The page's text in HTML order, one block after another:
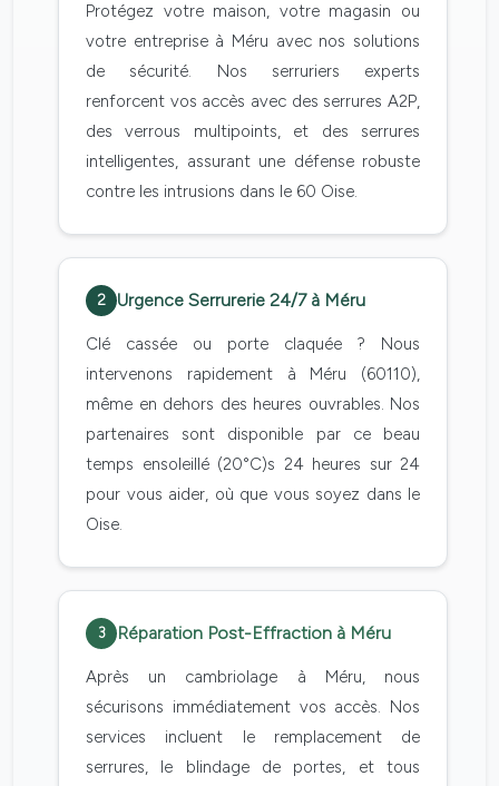
Protégez votre maison, votre magasin ou
votre entreprise à Méru avec nos solutions
de sécurité. Nos serruriers experts
renforcent vos accès avec des serrures A2P,
des verrous multipoints, et des serrures
intelligentes, assurant une défense robuste
contre les intrusions dans le 60 Oise.
2 Urgence Serrurerie 24/7 à Méru
Clé cassée ou porte claquée ? Nous
intervenons rapidement à Méru (60110),
même en dehors des heures ouvrables. Nos
partenaires sont disponible par ce beau
temps ensoleillé (20°C)s 24 heures sur 24
pour vous aider, où que vous soyez dans le
Oise.
3 Réparation Post-Effraction à Méru
Après un cambriolage à Méru, nous
sécurisons immédiatement vos accès. Nos
services incluent le remplacement de
serrures, le blindage de portes, et tous